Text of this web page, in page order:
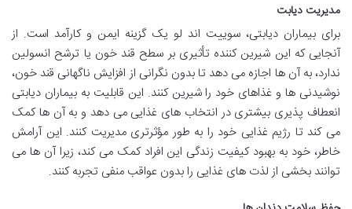
مدیریت دیابت
برای بیماران دیابتی، سوییت اند لو یک گزینه ایمن و کارآمد است. از
آنجایی که این شیرین کننده تأثیری بر سطح قند خون یا ترشح انسولین
ندارد، به آن ها اجازه می دهد تا بدون نگرانی از افزایش ناگهانی قند خون،
نوشیدنی ها و غذاهای خود را شیرین کنند. این قابلیت به بیماران دیابتی
انعطاف پذیری بیشتری در انتخاب های غذایی می دهد و به آن ها کمک
می کند تا رژیم غذایی خود را به طور مؤثرتری مدیریت کنند. این آرامش
خاطر، خود به بهبود کیفیت زندگی این افراد کمک می کند، زیرا آن ها می
توانند بخشی از لذت های غذایی را بدون عواقب منفی تجربه کنند.